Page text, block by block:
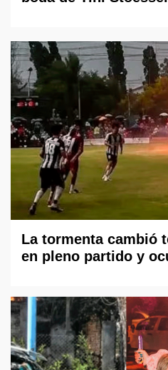
La tormenta cambió
en pleno partido y